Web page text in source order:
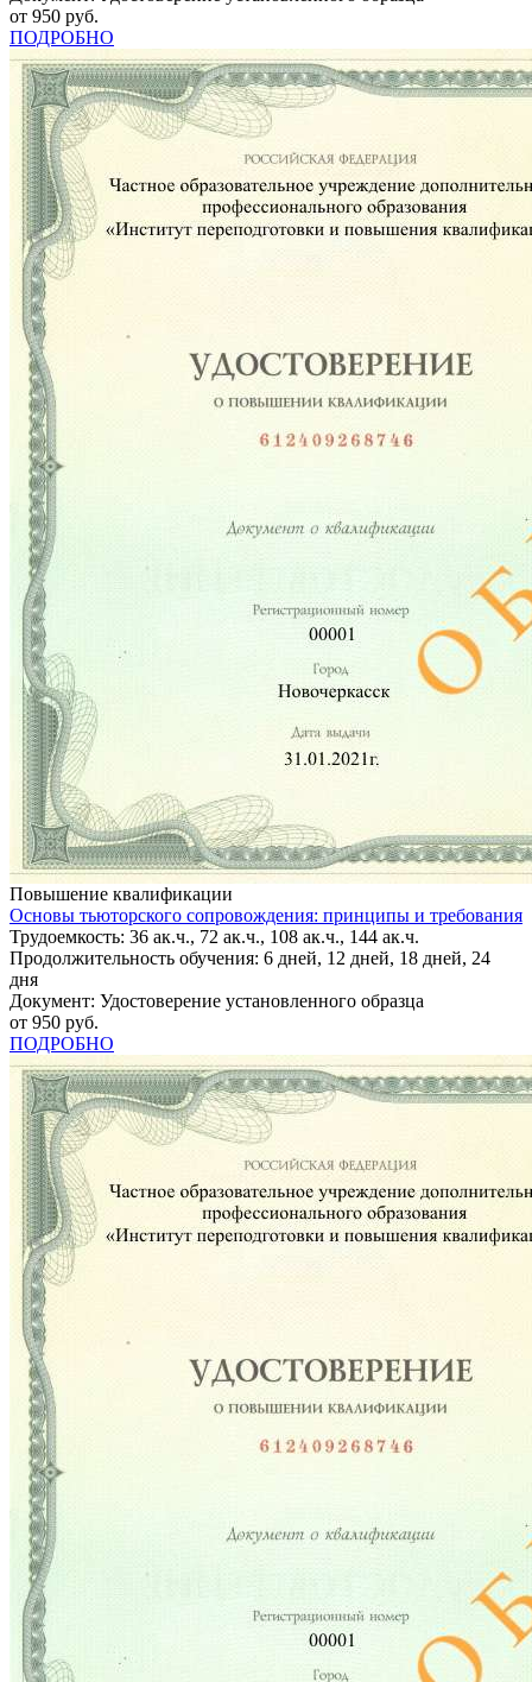
от 950 руб.
ПОДРОБНО
Повышение квалификации
Основы тьюторского сопровождения: принципы и требования
Трудоемкость: 36 ак.ч., 72 ак.ч., 108 ак.ч., 144 ак.ч.
Продолжительность обучения: 6 дней, 12 дней, 18 дней, 24
дня
Документ: Удостоверение установленного образца
от 950 руб.
ПОДРОБНО